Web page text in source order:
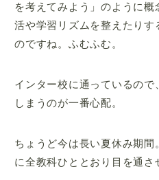
を考えてみよう」のように
活や学習リズムを整えたりす
のですね。ふむふむ。
インター校に通っているので
しまうのが一番心配。
ちょうど今は長い夏休み期
に全教科ひととおり目を通さ